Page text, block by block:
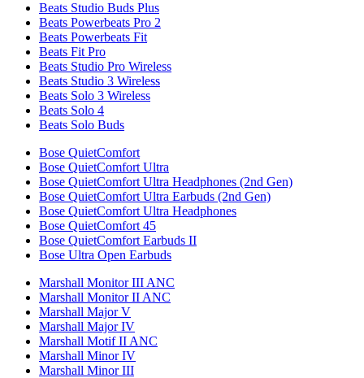
Beats Studio Buds Plus
Beats Powerbeats Pro 2
Beats Powerbeats Fit
Beats Fit Pro
Beats Studio Pro Wireless
Beats Studio 3 Wireless
Beats Solo 3 Wireless
Beats Solo 4
Beats Solo Buds
Bose QuietComfort
Bose QuietComfort Ultra
Bose QuietComfort Ultra Headphones (2nd Gen)
Bose QuietComfort Ultra Earbuds (2nd Gen)
Bose QuietComfort Ultra Headphones
Bose QuietComfort 45
Bose QuietComfort Earbuds II
Bose Ultra Open Earbuds
Marshall Monitor III ANC
Marshall Monitor II ANC
Marshall Major V
Marshall Major IV
Marshall Motif II ANC
Marshall Minor IV
Marshall Minor III